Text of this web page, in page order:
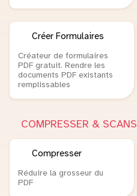
Créer Formulaires
Créateur de formulaires
PDF gratuit. Rendre les
documents PDF existants
remplissables
COMPRESSER & SCANS
Compresser
Réduire la grosseur du
PDF